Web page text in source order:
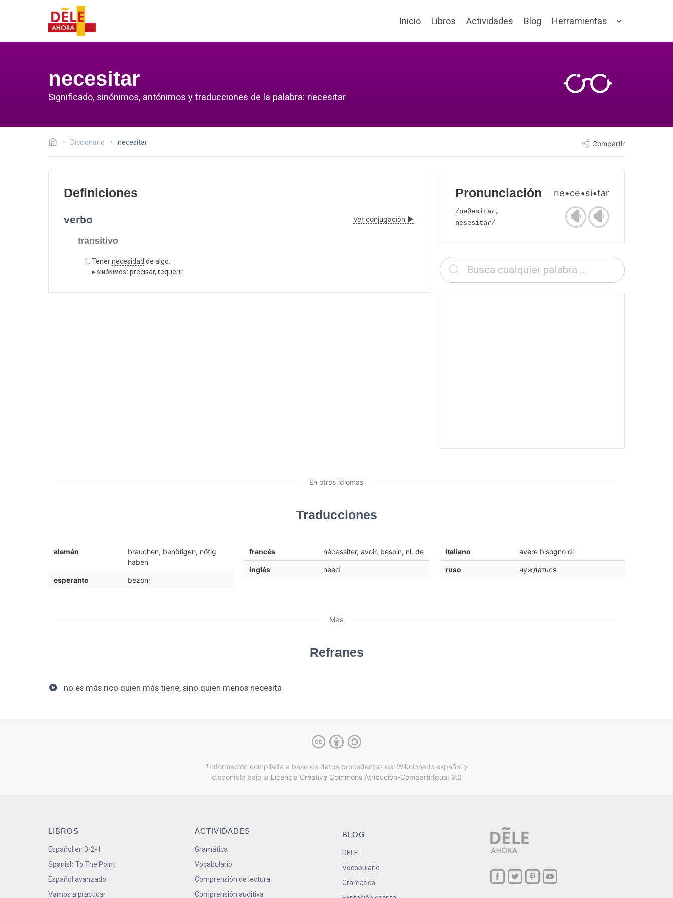
Inicio Libros Actividades Blog Herramientas
necesitar
Significado, sinónimos, antónimos y traducciones de la palabra: necesitar
Diccionario necesitar Compartir
Definiciones
verbo Ver conjugación ▶
transitivo
Tenernecesidad de algo.
▸ sinónimos: precisar, requerir
Pronunciación ne•ce•si•tar
/neθesitaɾ,
nesesitaɾ/
En otros idiomas
Traducciones
alemán
brauchen, benötigen, nötig
haben
esperanto bezoni
francés nécessiter, avoir, besoin, nl, de
inglés need
italiano avere bisogno di
ruso нуждаться
Más
Refranes
no es más rico quien más tiene, sino quien menos necesita
*Información compilada a base de datos procedentes del Wikcionario español y
disponible bajo la Licencia Creative Commons Atribución-CompartirIgual 3.0
LIBROS
Español en 3-2-1
Spanish To The Point
Español avanzado
Vamos a practicar
ACTIVIDADES
Gramática
Vocabulario
Comprensión de lectura
Comprensión auditiva
BLOG
DELE
Vocabulario
Gramática